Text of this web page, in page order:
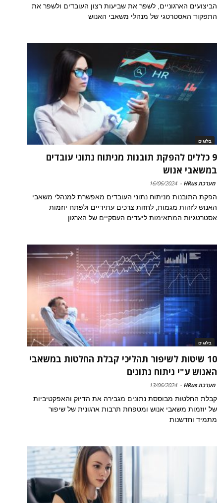
הביצועים הארגוניים, לשפר את שביעות רצון העובדים ולשפר את
התפקוד האסטרטגי של מנהלי משאבי האנוש
בלוגים
9 כללים להפקת תובנות מניתוח נתוני עובדים
במשאבי אנוש
מערכת HRus -
16/06/2024
הפקת התובנות מניתוח נתוני העובדים מאפשרת למנהלי משאבי
האנוש לזהות מגמות, לחזות צרכים עתידיים ולפתח יוזמות
אסטרטגיות המתאימות ליעדים העסקיים של הארגון
בלוגים
10 שיטות לשיפור תהליכי קבלת החלטות במשאבי
האנוש ע"י ניתוח נתונים
מערכת HRus -
13/06/2024
קבלת החלטות מבוססת נתונים מגבירה את הדיוק והאפקטיביות
של יוזמות משאבי אנוש ומטפחת תרבות ארגונית של שיפור
מתמיד וחדשנות